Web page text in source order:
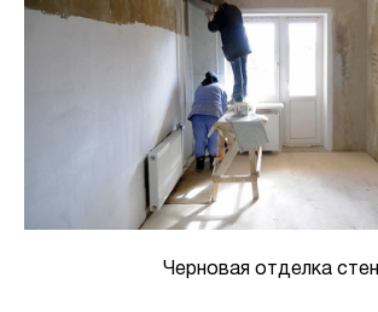
Черновая отделка стен